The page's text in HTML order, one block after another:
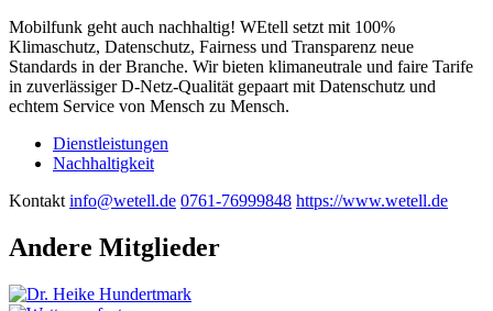
Mobilfunk geht auch nachhaltig! WEtell setzt mit 100%
Klimaschutz, Datenschutz, Fairness und Transparenz neue
Standards in der Branche. Wir bieten klimaneutrale und faire Tarife
in zuverlässiger D-Netz-Qualität gepaart mit Datenschutz und
echtem Service von Mensch zu Mensch.
Dienstleistungen
Nachhaltigkeit
Kontakt info@wetell.de 0761-76999848 https://www.wetell.de
Andere Mitglieder